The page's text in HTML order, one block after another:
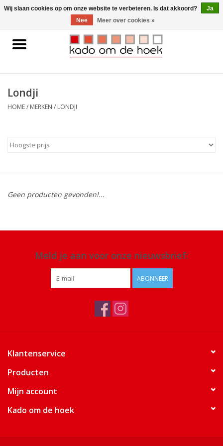
0 Artikelen - €0,00
Home
Gadgets
Londji
HOME/ MERKEN / LONDJI
Geen producten gevonden!...
Meld je aan voor onze nieuwsbrief:
ABONNEER
Klantenservice
Producten
Mijn account
Kado om de hoek
Wij slaan cookies op om onze website te verbeteren. Is dat akkoord?
Ja
Nee
Meer over cookies »